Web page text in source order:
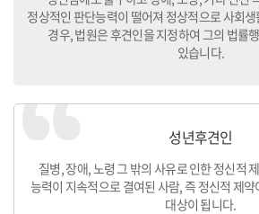
정상적인 판단능력이 떨어져 정상적으로 사회
경우,법원은 후견인을 지정하여 그의 법률
있습니다.
성년후견인
질병, 장애, 노령 그 밖의 사유로 인한 정신적
능력이 지속적으로 결여된 사람, 즉 정신적 제
대상이 됩니다.